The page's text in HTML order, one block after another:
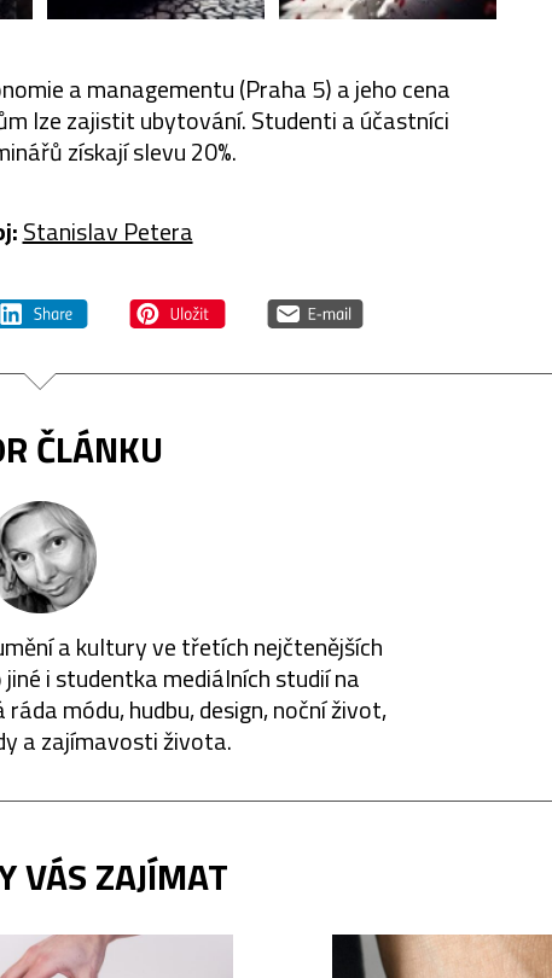
a managementu (Praha 5) a jeho cena
lze zajistit ubytování. Studenti a účastníci
získají slevu 20%.
Stanislav Petera
ČLÁNKU
a kultury ve třetích nejčtenějších
i studentka mediálních studií na
módu, hudbu, design, noční život,
a zajímavosti života.
VÁS ZAJÍMAT